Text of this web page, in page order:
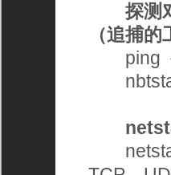
探测
（追捕的
ping －
nbtstat
netstat